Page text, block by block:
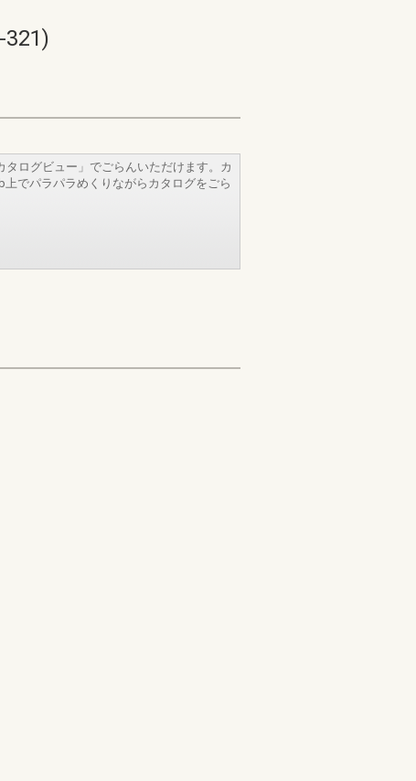
321)
タログビュー」でごらんいただけます。カ
上でパラパラめくりながらカタログをごら